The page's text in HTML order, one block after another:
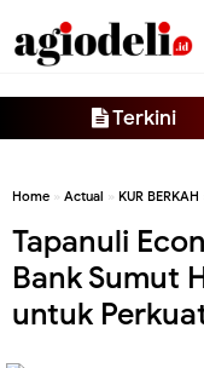
Terkini
Home » Actual » KUR BERKAH
Tapanuli
Bank Sumut
untuk